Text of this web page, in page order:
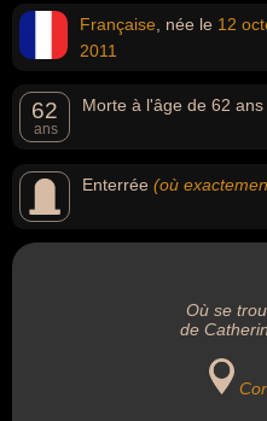
Française , née le 12
2011
62
ans
Morte à l'âge de 62 ans
Enterrée (où
Où se
de